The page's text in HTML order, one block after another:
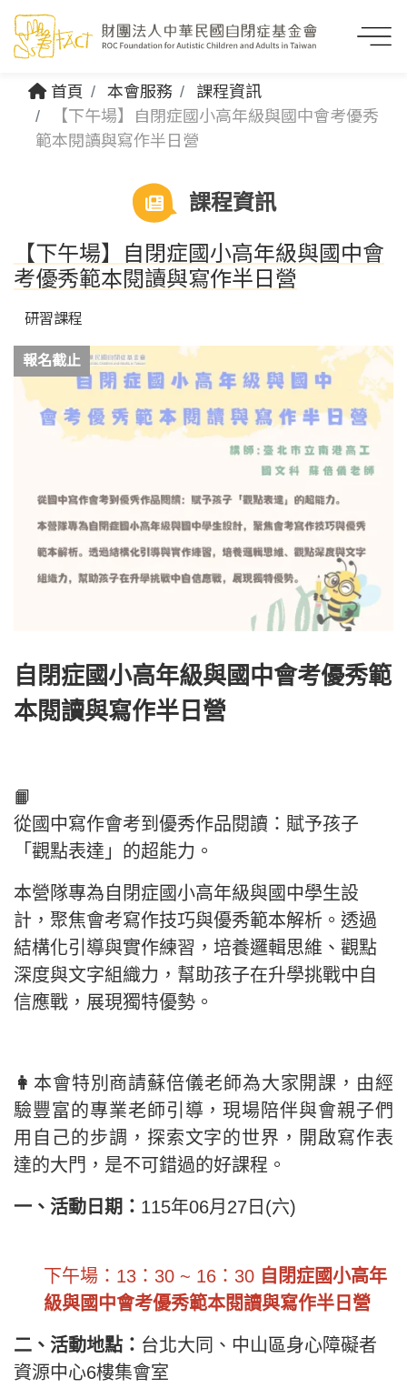
首頁 本會服務
課程資訊
【下午場】自閉症國小高年級與國中會考優秀
範本閱讀與寫作半日營
課程資訊
【下午場】自閉症國小高年級與國中會
考優秀範本閱讀與寫作半日營
研習課程
報名截止
自閉症國小高年級與國中會考優秀範
本閱讀與寫作半日營
📙
從國中寫作會考到優秀作品閱讀：賦予孩子
「觀點表達」的超能力。
本營隊專為自閉症國小高年級與國中學生設
計，聚焦會考寫作技巧與優秀範本解析。透過
結構化引導與實作練習，培養邏輯思維、觀點
深度與文字組織力，幫助孩子在升學挑戰中自
信應戰，展現獨特優勢。
👩‍ 本會特別商請蘇倍儀老師為大家開課，由經
驗豐富的專業老師引導，現場陪伴與會親子們
用自己的步調，探索文字的世界，開啟寫作表
達的大門，是不可錯過的好課程。
一、活動日期： 115年06月27日(六)
下午場：13：30 ~ 16：30 自閉症國小高年
級與國中會考優秀範本閱讀與寫作半日營
二、活動地點： 台北大同、中山區身心障礙者
資源中心6樓集會室